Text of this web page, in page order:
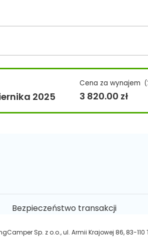
2025
Cena za wynajem
3 820.00 zł
Bezpieczeństwo transakcji
Sp. z o.o., ul. Armii Krajowej 86, 83-110